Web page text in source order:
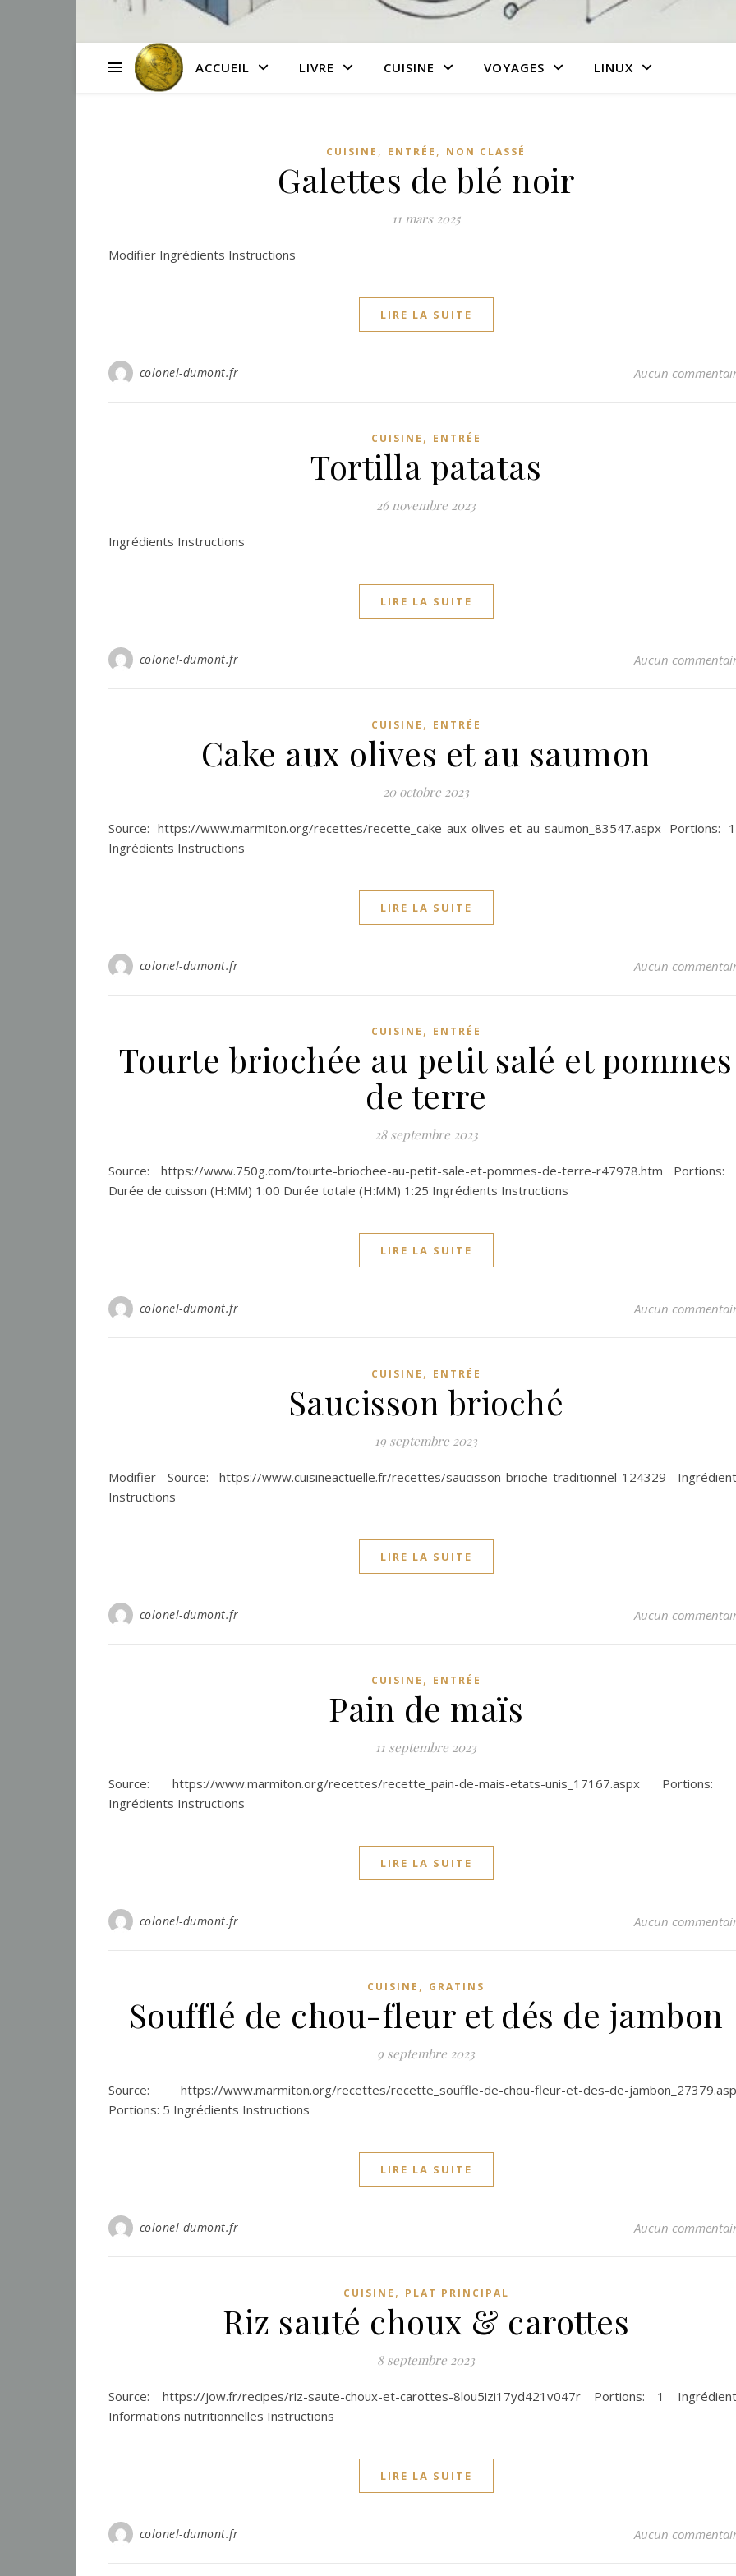
ACCUEIL LIVRE CUISINE VOYAGES LINUX
CUISINE , ENTRÉE , NON CLASSÉ
Galettes de blé noir
11 mars 2025
Modifier Ingrédients Instructions
LIRE LA SUITE
colonel-dumont.fr Aucun
CUISINE , ENTRÉE
Tortilla patatas
26 novembre 2023
Ingrédients Instructions
LIRE LA SUITE
colonel-dumont.fr Aucun
CUISINE , ENTRÉE
Cake aux olives et au saumon
20 octobre 2023
Source: https://www.marmiton.org/recettes/recette_cake-aux-olives-et-au-saumon_83547.aspx Portions:
Ingrédients Instructions
LIRE LA SUITE
colonel-dumont.fr Aucun
CUISINE , ENTRÉE
Tourte briochée au petit salé et pommes
de terre
28 septembre 2023
Source: https://www.750g.com/tourte-briochee-au-petit-sale-et-pommes-de-terre-r47978.htm Portions:
Durée de cuisson (H:MM) 1:00 Durée totale (H:MM) 1:25 Ingrédients Instructions
LIRE LA SUITE
colonel-dumont.fr Aucun
CUISINE , ENTRÉE
Saucisson brioché
19 septembre 2023
Modifier Source: https://www.cuisineactuelle.fr/recettes/saucisson-brioche-traditionnel-124329
Instructions
LIRE LA SUITE
colonel-dumont.fr Aucun
CUISINE , ENTRÉE
Pain de maïs
11 septembre 2023
Source: https://www.marmiton.org/recettes/recette_pain-de-mais-etats-unis_17167.aspx Portions:
Ingrédients Instructions
LIRE LA SUITE
colonel-dumont.fr Aucun
CUISINE , GRATINS
Soufflé de chou-fleur et dés de jambon
9 septembre 2023
Source: https://www.marmiton.org/recettes/recette_souffle-de-chou-fleur-et-des-de-
Portions: 5 Ingrédients Instructions
LIRE LA SUITE
colonel-dumont.fr Aucun
CUISINE , PLAT PRINCIPAL
Riz sauté choux & carottes
8 septembre 2023
Source: https://jow.fr/recipes/riz-saute-choux-et-carottes-8lou5izi17yd421v047r Portions: 1
Informations nutritionnelles Instructions
LIRE LA SUITE
colonel-dumont.fr Aucun